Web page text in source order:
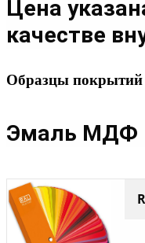
Цена
качестве
Образцы покрытий
Эмаль МДФ